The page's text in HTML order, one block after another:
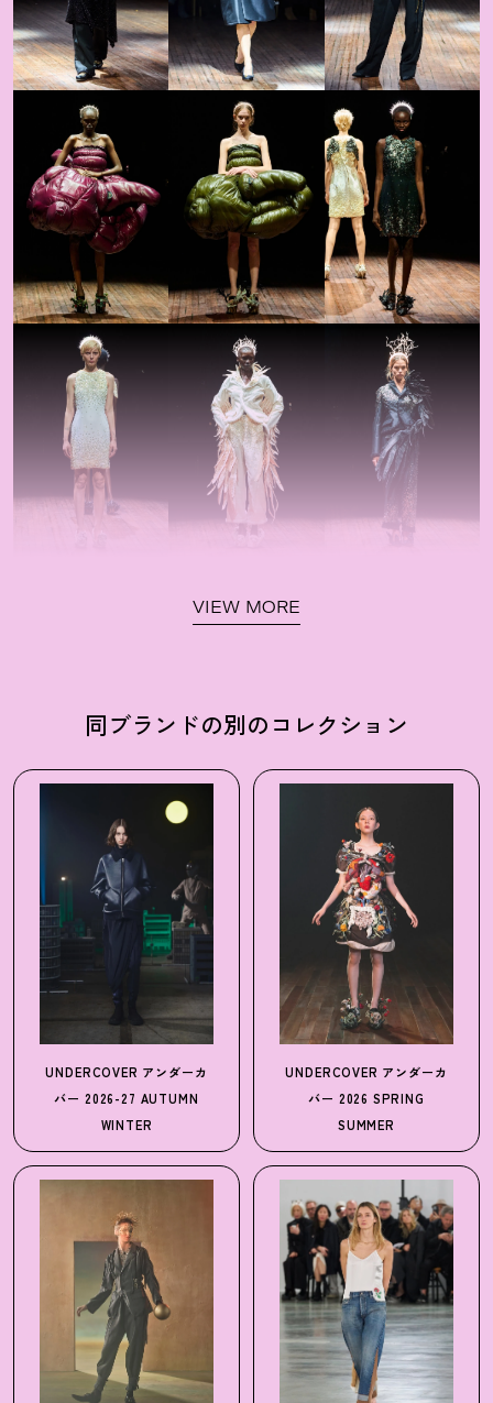
VIEW MORE
同ブランドの別のコレクション
UNDERCOVER アンダーカ
バー 2026-27 AUTUMN
WINTER
UNDERCOVER アンダーカ
バー 2026 SPRING
SUMMER